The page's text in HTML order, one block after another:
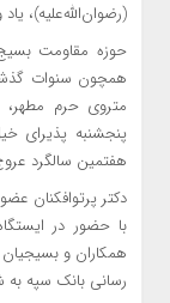
(رضوان‌الله‌علیه)،
حوزه مقاومت
همچون سنوات
پنجشنبه پذیرای
هفتمین سالگرد
دکتر پرتوافکنان
با حضور در
همکاران و
رسانی بانک سپه به